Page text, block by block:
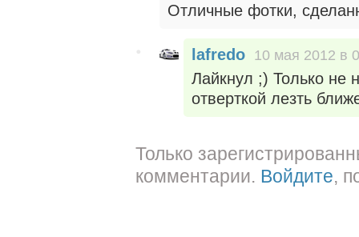
Отличные фотки,
lafredo 10 мая 2012 в
Лайкнул ;) Только не
отверткой лезть
Только
комментарии. Войдите,